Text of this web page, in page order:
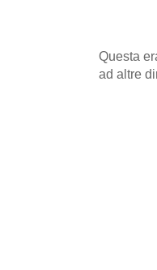
Questa
ad altre